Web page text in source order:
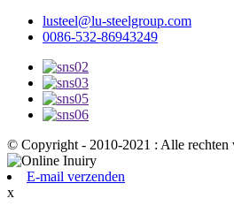
lusteel@lu-steelgroup.com
0086-532-86943249
© Copyright - 2010-2021 : Alle rechten
E-mail verzenden
x